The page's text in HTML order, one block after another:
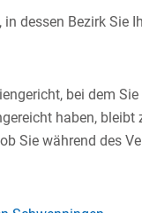
dessen Bezirk Sie
bei dem Sie
haben, bleibt
Sie während des